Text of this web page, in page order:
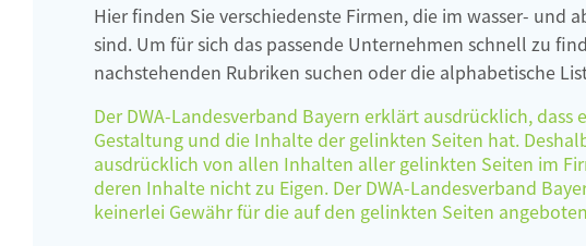
Hier finden Sie verschiedenste Firmen, die im wasser- und
sind. Um für sich das passende Unternehmen schnell zu
nachstehenden Rubriken suchen oder die alphabetische
Der DWA-Landesverband Bayern erklärt ausdrücklich, dass
Gestaltung und die Inhalte der gelinkten Seiten hat.
ausdrücklich von allen Inhalten aller gelinkten Seiten im
deren Inhalte nicht zu Eigen. Der DWA-Landesverband
keinerlei Gewähr für die auf den gelinkten Seiten